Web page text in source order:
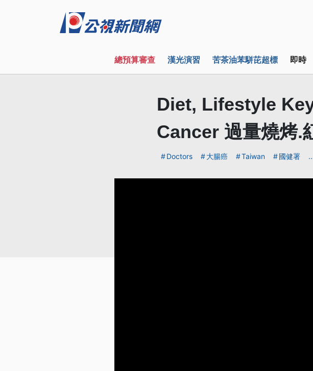
總預算審查 漢光演習 苦茶油苯駢芘超標 即時
Diet, Lifestyle
Cancer 過量燒烤.
Doctors 大腸癌 Taiwan 國健署